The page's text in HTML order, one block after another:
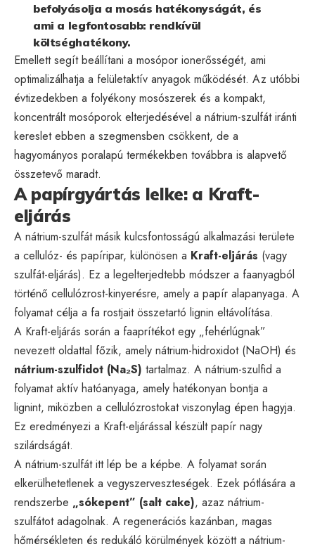
befolyásolja a mosás hatékonyságát, és
ami a legfontosabb: rendkívül
költséghatékony.
Emellett segít beállítani a mosópor ionerősségét, ami
optimalizálhatja a felületaktív anyagok működését. Az utóbbi
évtizedekben a folyékony mosószerek és a kompakt,
koncentrált mosóporok elterjedésével a nátrium-szulfát iránti
kereslet ebben a szegmensben csökkent, de a
hagyományos poralapú termékekben továbbra is alapvető
összetevő maradt.
A papírgyártás lelke: a Kraft-
eljárás
A nátrium-szulfát másik kulcsfontosságú alkalmazási területe
a cellulóz- és papíripar, különösen a Kraft-eljárás (vagy
szulfát-eljárás). Ez a legelterjedtebb módszer a faanyagból
történő cellulózrost-kinyerésre, amely a papír alapanyaga. A
folyamat célja a fa rostjait összetartó lignin eltávolítása.
A Kraft-eljárás során a faaprítékot egy „fehérlúgnak”
nevezett oldattal főzik, amely nátrium-hidroxidot (NaOH) és
nátrium-szulfidot (Na₂S) tartalmaz. A nátrium-szulfid a
folyamat aktív hatóanyaga, amely hatékonyan bontja a
lignint, miközben a cellulózrostokat viszonylag épen hagyja.
Ez eredményezi a Kraft-eljárással készült papír nagy
szilárdságát.
A nátrium-szulfát itt lép be a képbe. A folyamat során
elkerülhetetlenek a vegyszerveszteségek. Ezek pótlására a
rendszerbe „sókepent” (salt cake), azaz nátrium-
szulfátot adagolnak. A regenerációs kazánban, magas
hőmérsékleten és redukáló körülmények között a nátrium-